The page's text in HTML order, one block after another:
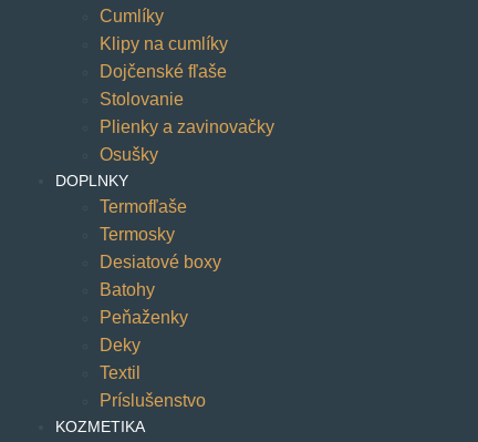
Cumlíky
Klipy na cumlíky
Dojčenské fľaše
Stolovanie
Plienky a zavinovačky
Osušky
DOPLNKY
Termofľaše
Termosky
Desiatové boxy
Batohy
Peňaženky
Deky
Textil
Príslušenstvo
KOZMETIKA